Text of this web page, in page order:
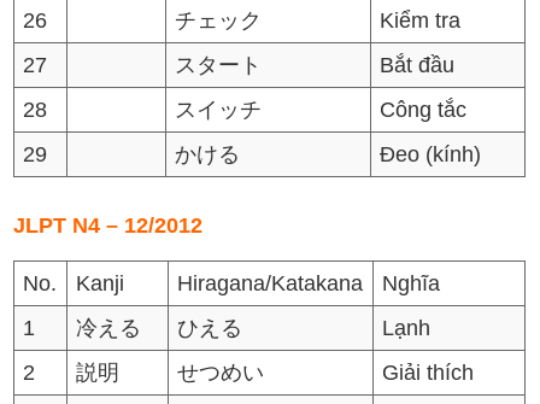
26
チェック
Kiểm tra
27
スタート
Bắt đầu
28
スイッチ
Công tắc
29
かける Đeo (kính)
JLPT N4 – 12/2012
No. Kanji Hiragana/Katakana
Nghĩa
1
冷える ひえる
Lạnh
2
説明 せつめい
Giải thích